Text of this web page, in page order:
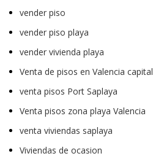
vender piso
vender piso playa
vender vivienda playa
Venta de pisos en Valencia capital
venta pisos Port Saplaya
Venta pisos zona playa Valencia
venta viviendas saplaya
Viviendas de ocasion